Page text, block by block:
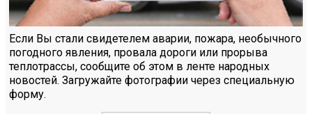
Если Вы стали свидетелем аварии, пожара, необычного
погодного явления, провала дороги или прорыва
теплотрассы, сообщите об этом в ленте народных
новостей. Загружайте фотографии через специальную
форму.